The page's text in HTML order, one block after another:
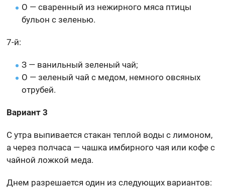
О — сваренный из нежирного мяса птицы
бульон с зеленью.
7-й:
З — ванильный зеленый чай;
О — зеленый чай с медом, немного овсяных
отрубей.
Вариант 3
С утра выпивается стакан теплой воды с лимоном,
а через полчаса — чашка имбирного чая или кофе с
чайной ложкой меда.
Днем разрешается один из следующих вариантов: